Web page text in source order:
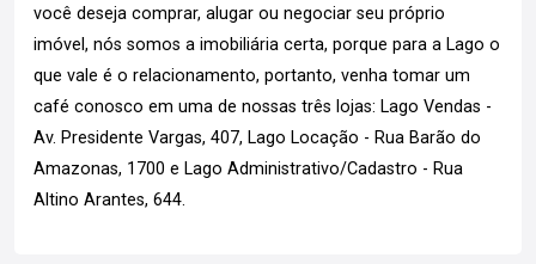
você deseja comprar, alugar ou negociar seu próprio
imóvel, nós somos a imobiliária certa, porque para a Lago o
que vale é o relacionamento, portanto, venha tomar um
café conosco em uma de nossas três lojas: Lago Vendas -
Av. Presidente Vargas, 407, Lago Locação - Rua Barão do
Amazonas, 1700 e Lago Administrativo/Cadastro - Rua
Altino Arantes, 644.